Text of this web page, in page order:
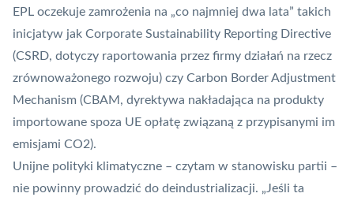
EPL oczekuje zamrożenia na „co najmniej dwa lata” takich
inicjatyw jak Corporate Sustainability Reporting Directive
(CSRD, dotyczy raportowania przez firmy działań na rzecz
zrównoważonego rozwoju) czy Carbon Border Adjustment
Mechanism (CBAM, dyrektywa nakładająca na produkty
importowane spoza UE opłatę związaną z przypisanymi im
emisjami CO2).
Unijne polityki klimatyczne – czytam w stanowisku partii –
nie powinny prowadzić do deindustrializacji. „Jeśli ta